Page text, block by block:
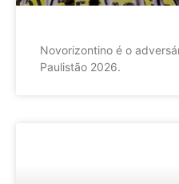
Novorizontino é o
Paulistão 2026.